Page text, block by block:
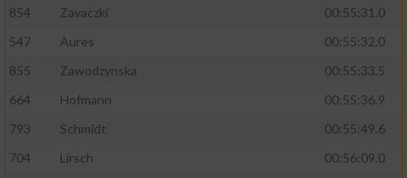
854
Zavaczki
00:55:31.0
547
Aures
00:55:32.0
855
Zawodzynska
00:55:33.5
664
Hofmann
00:55:36.9
793
Schmidt
00:55:49.6
704
Lirsch 00:56:09.0